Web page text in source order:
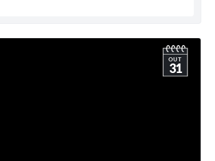
OUT
31